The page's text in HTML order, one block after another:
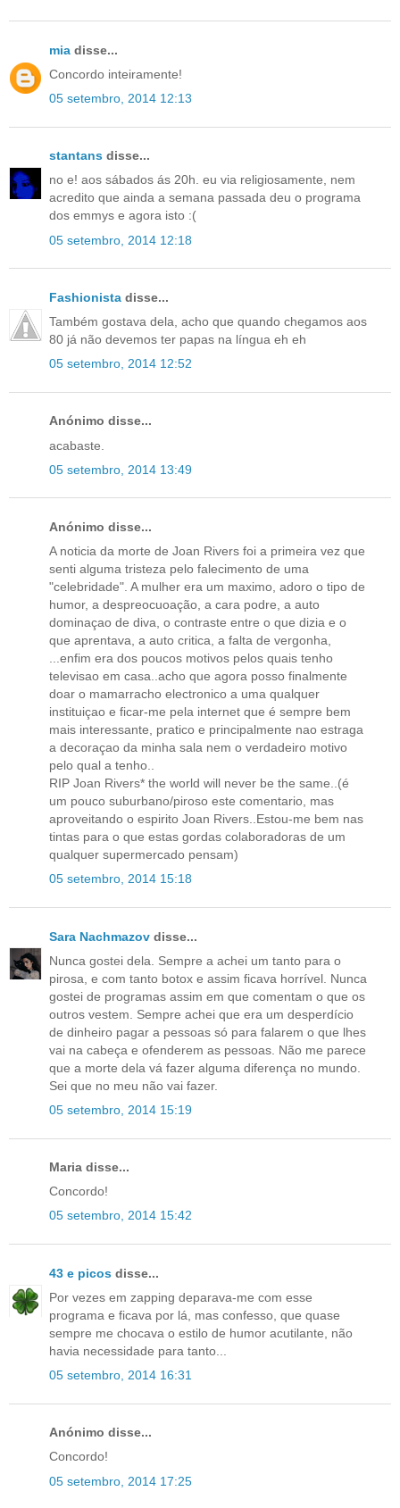
mia disse...
Concordo inteiramente!
05 setembro, 2014 12:13
stantans disse...
no e! aos sábados ás 20h. eu via religiosamente, nem
acredito que ainda a semana passada deu o programa
dos emmys e agora isto :(
05 setembro, 2014 12:18
Fashionista disse...
Também gostava dela, acho que quando chegamos aos
80 já não devemos ter papas na língua eh eh
05 setembro, 2014 12:52
Anónimo disse...
acabaste.
05 setembro, 2014 13:49
Anónimo disse...
A noticia da morte de Joan Rivers foi a primeira vez que
senti alguma tristeza pelo falecimento de uma
"celebridade". A mulher era um maximo, adoro o tipo de
humor, a despreocuoação, a cara podre, a auto
dominaçao de diva, o contraste entre o que dizia e o
que aprentava, a auto critica, a falta de vergonha,
...enfim era dos poucos motivos pelos quais tenho
televisao em casa..acho que agora posso finalmente
doar o mamarracho electronico a uma qualquer
instituiçao e ficar-me pela internet que é sempre bem
mais interessante, pratico e principalmente nao estraga
a decoraçao da minha sala nem o verdadeiro motivo
pelo qual a tenho..
RIP Joan Rivers* the world will never be the same..(é
um pouco suburbano/piroso este comentario, mas
aproveitando o espirito Joan Rivers..Estou-me bem nas
tintas para o que estas gordas colaboradoras de um
qualquer supermercado pensam)
05 setembro, 2014 15:18
Sara Nachmazov disse...
Nunca gostei dela. Sempre a achei um tanto para o
pirosa, e com tanto botox e assim ficava horrível. Nunca
gostei de programas assim em que comentam o que os
outros vestem. Sempre achei que era um desperdício
de dinheiro pagar a pessoas só para falarem o que lhes
vai na cabeça e ofenderem as pessoas. Não me parece
que a morte dela vá fazer alguma diferença no mundo.
Sei que no meu não vai fazer.
05 setembro, 2014 15:19
Maria disse...
Concordo!
05 setembro, 2014 15:42
43 e picos disse...
Por vezes em zapping deparava-me com esse
programa e ficava por lá, mas confesso, que quase
sempre me chocava o estilo de humor acutilante, não
havia necessidade para tanto...
05 setembro, 2014 16:31
Anónimo disse...
Concordo!
05 setembro, 2014 17:25